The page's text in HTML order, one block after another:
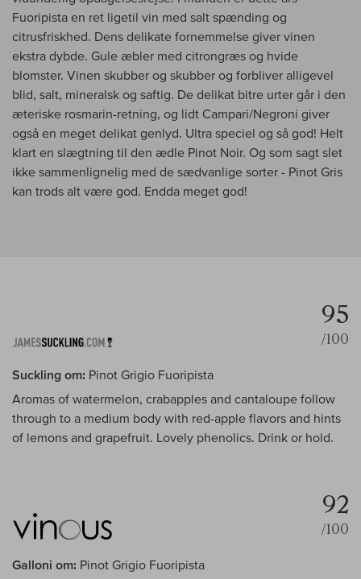
Fuoripista en ret ligetil vin med salt spænding og
citrusfriskhed. Dens delikate fornemmelse giver vinen
ekstra dybde. Gule æbler med citrongræs og hvide
blomster. Vinen skubber og skubber og forbliver alligevel
blid, salt, mineralsk og saftig. De delikat bitre urter går i den
æteriske rosmarin-retning, og lidt Campari/Negroni giver
også en meget delikat genlyd. Ultra speciel og så god! Helt
klart en slægtning til den ædle Pinot Noir. Og som sagt slet
ikke sammenlignelig med de sædvanlige sorter - Pinot Gris
kan trods alt være god. Endda meget god!
95
/100
Suckling om: Pinot Grigio Fuoripista
Aromas of watermelon, crabapples and cantaloupe follow
through to a medium body with red-apple flavors and hints
of lemons and grapefruit. Lovely phenolics. Drink or hold.
92
/100
Galloni om: Pinot Grigio Fuoripista